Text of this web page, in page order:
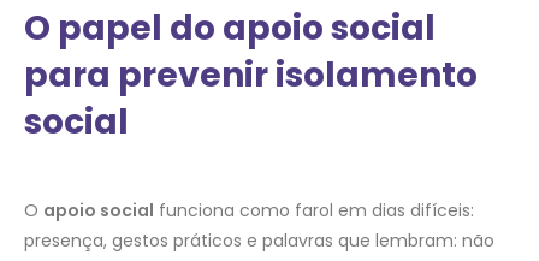
O papel do apoio social
para prevenir isolamento
social
O apoio social funciona como farol em dias difíceis:
presença, gestos práticos e palavras que lembram: não